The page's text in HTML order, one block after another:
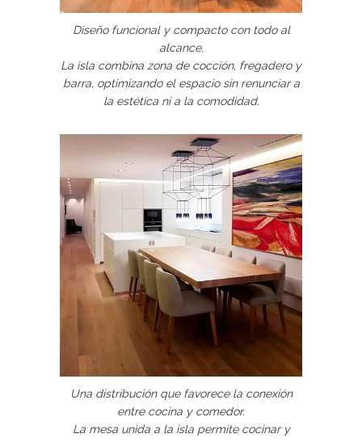
Diseño funcional y compacto con todo al
alcance.
La isla combina zona de cocción, fregadero y
barra, optimizando el espacio sin renunciar a
la estética ni a la comodidad.
Una distribución que favorece la conexión
entre cocina y comedor.
La mesa unida a la isla permite cocinar y